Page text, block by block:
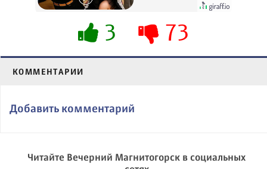
3 73
КОММЕНТАРИИ
Добавить комментарий
Читайте Вечерний Магнитогорск в социальных